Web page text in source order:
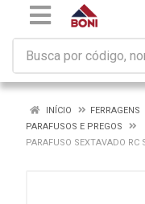
INÍCIO
FERRAGENS
PARAFUSOS E PREGOS
PARAFUSO SEXTAVADO RC